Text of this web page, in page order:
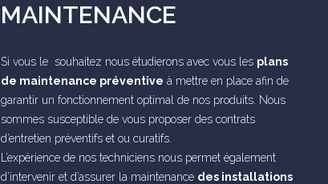
MAINTENANCE
Si vous le souhaitez nous étudierons avec vous les plans
de maintenance préventive à mettre en place afin de
garantir un fonctionnement optimal de nos produits. Nous
sommes susceptible de vous proposer des contrats
d’entretien préventifs et ou curatifs.
L’expérience de nos techniciens nous permet également
d’intervenir et d’assurer la maintenance des installations